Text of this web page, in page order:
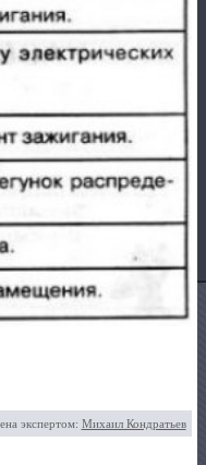
экспертом: Михаил Кондратьев